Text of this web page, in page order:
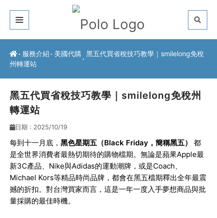
關於我們
服務介紹
常見問題
最新公告
聯絡方式
服務介紹 美國代購 黑五代買省稅技巧教學｜smilelong免稅
州轉運站
黑五代買省稅技巧教學｜smilelong免稅州
轉運站
日期 : 2025/10/19
每到十一月底， 黑色星期五（Black Friday，簡稱黑五）
都
是全世界消費者最熱切期待的購物檔期。無論是蘋果Apple最
新3C產品、Nike與Adidas的運動潮牌，或是Coach、
Michael Kors等精品時尚品牌，都會在黑五檔期釋出全年最震
撼的折扣。對台灣買家而言，這是一年一度入手夢想商品與批
量採購的最佳時機。